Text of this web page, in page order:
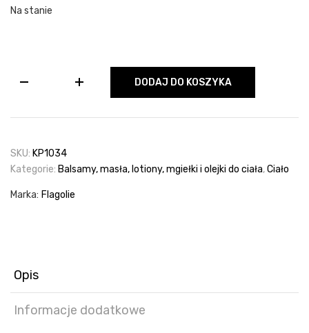
Na stanie
balsam
ciała
200
DODAJ DO KOSZYKA
SKU: KP1034
Kategorie: Balsamy, masła, lotiony, mgiełki i olejki do ciała,Ciało
Marka: Flagolie
Opis
Informacje dodatkowe